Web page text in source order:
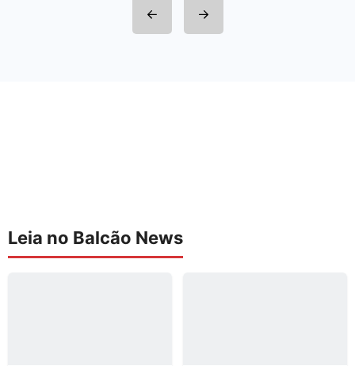
Leia no Balcão News